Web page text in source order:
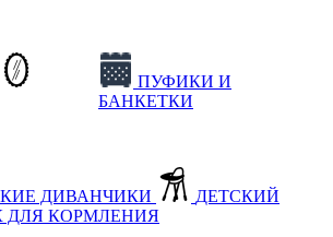
ПУФИКИ И
БАНКЕТКИ
ДИВАНЧИКИ
ДЕТСКИЙ
ДЛЯ КОРМЛЕНИЯ